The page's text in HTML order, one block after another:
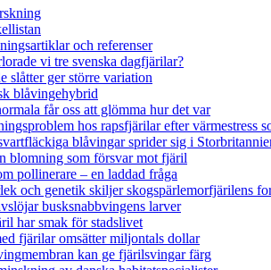
och referenser
vi tre svenska dagfjärilar?
slåtter ger större variation
blåvingehybrid
får oss att glömma hur det var
hos rapsfjärilar efter värmestress
blåvingar sprider sig i
blomning som försvar mot fjäril
pollinerare – en laddad fråga
och genetik skiljer skogspärlemorfjärilens
busksnabbvingens larver
har smak för stadslivet
fjärilar omsätter miljontals dollar
kan ge fjärilsvingar färg